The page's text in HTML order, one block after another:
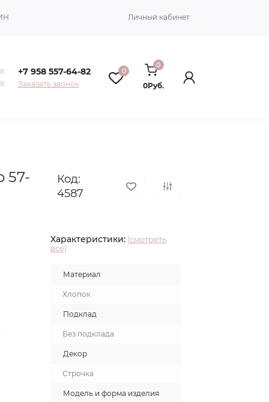
Личный кабинет
+7 958 557-64-82
Заказать звонок
0
0
0Руб.
57-
Код:
4587
Характеристики: (смотреть
все)
Материал
Хлопок
Подклад
Без подклада
Декор
Строчка
Модель и форма изделия